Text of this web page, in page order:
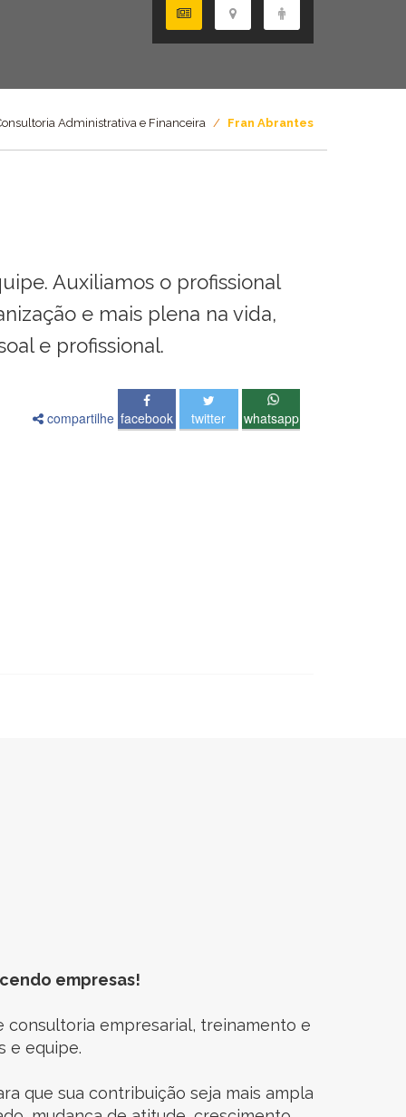
Administrativa e Financeira / Fran Abrantes
Auxiliamos o profissional
e mais plena na vida,
e profissional.
compartilhe facebook twitter whatsapp
empresas!
consultoria empresarial, treinamento e
e equipe.
que sua contribuição seja mais ampla